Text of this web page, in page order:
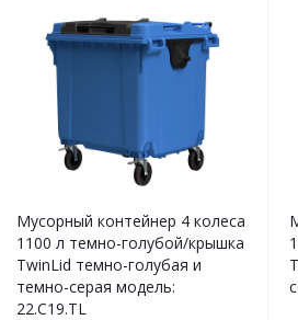
Мусорный контейнер 4 колеса
1100 л темно-голубой/крышка
TwinLid темно-голубая и
темно-серая модель:
22.C19.TL